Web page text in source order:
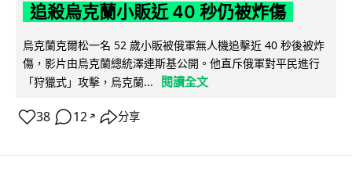
追殺烏克蘭小販近 40 秒仍被炸傷
烏克蘭克爾松一名 52 歲小販被俄軍無人機追擊近 40 秒後被炸
傷，影片由烏克蘭總統澤連斯基公開。他直斥俄軍對平民進行
「狩獵式」攻擊，烏克蘭...
閱讀全文
38 12 ↗ 分享